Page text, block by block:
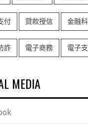
付 貸款授信 金融
詐 電子商務 電子
MEDIA